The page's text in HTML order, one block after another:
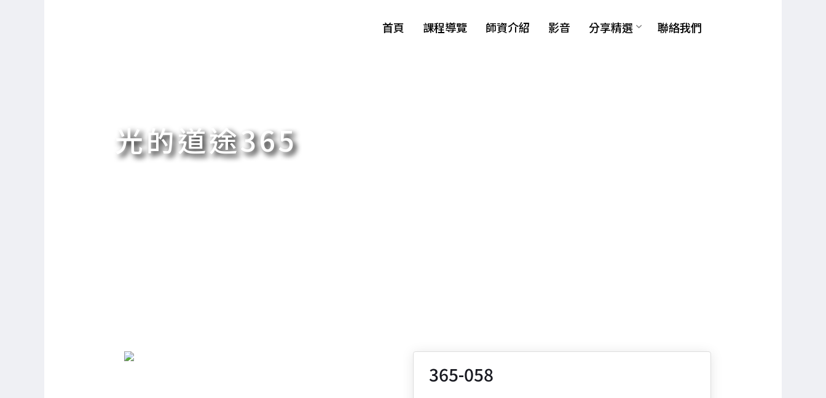
首頁 課程導覽 師資介紹 影音 分享精選 聯絡我們
光的道途365
365-058